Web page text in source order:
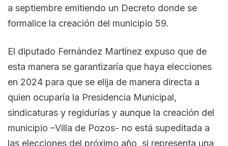
a septiembre emitiendo un Decreto donde se
formalice la creación del municipio 59.
El diputado Fernández Martínez expuso que de
esta manera se garantizaría que haya elecciones
en 2024 para que se elija de manera directa a
quien ocuparía la Presidencia Municipal,
sindicaturas y regidurías y aunque la creación del
municipio –Villa de Pozos- no está supeditada a
las elecciones del próximo año, si representa una